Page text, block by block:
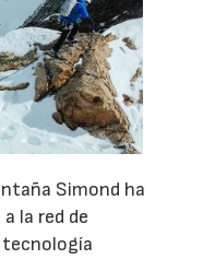
Simond ha
la red de